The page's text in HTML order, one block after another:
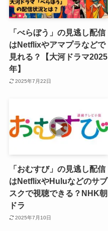
「べらぼう」の見逃し配信
はNetflixやアマプラなどで
見れる？【大河ドラマ2025
年】
2025年7月22日
「おむすび」の見逃し配信
はNetflixやHuluなどのサブ
スクで視聴できる？NHK朝
ドラ
2025年7月10日